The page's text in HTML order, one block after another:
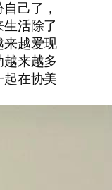
己了，
活除了
来越爱现
来越多
在协美